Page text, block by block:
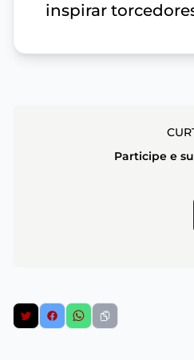
inspirar
Participe e